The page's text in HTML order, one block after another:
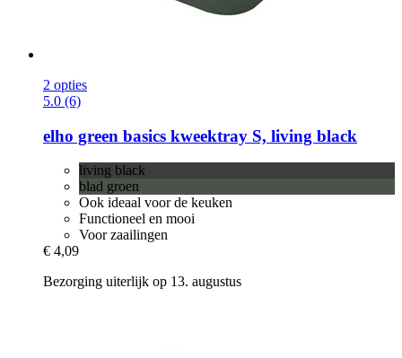
2 opties
5.0 (6)
elho green basics kweektray S, living black
living black
blad groen
Ook ideaal voor de keuken
Functioneel en mooi
Voor zaailingen
€ 4,09
Bezorging uiterlijk op 13. augustus